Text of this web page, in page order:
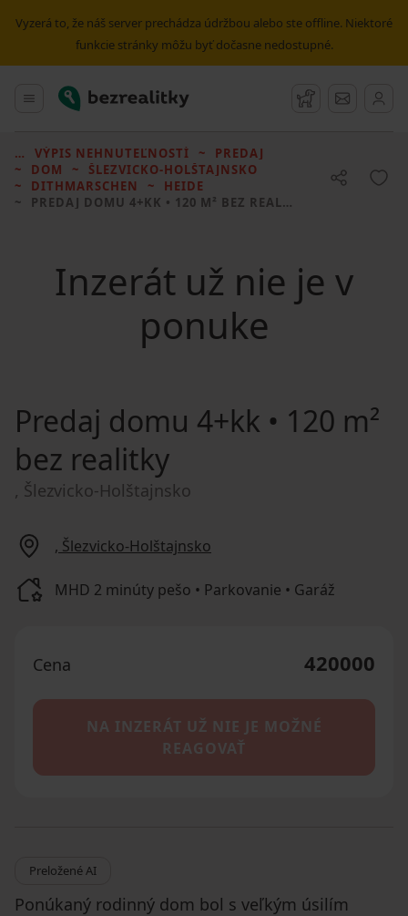
Vyzerá to, že náš server prechádza údržbou alebo ste offline. Niektoré
funkcie stránky môžu byť dočasne nedostupné.
Hlavné menu
Bezrealitky Strážny pes
Správy
VÝPIS NEHNUTEĽNOSTÍ
PREDAJ
DOM
ŠLEZVICKO-HOLŠTAJNSKO
DITHMARSCHEN
HEIDE
PREDAJ DOMU 4+KK • 120 M² BEZ REALITKY
Inzerát už nie je v
ponuke
Predaj domu 4+kk • 120 m²
bez realitky
, Šlezvicko-Holštajnsko
, Šlezvicko-Holštajnsko
MHD 2 minúty pešo • Parkovanie • Garáž
Cena 420000
NA INZERÁT UŽ NIE JE MOŽNÉ
REAGOVAŤ
Preložené AI
Ponúkaný rodinný dom bol s veľkým úsilím